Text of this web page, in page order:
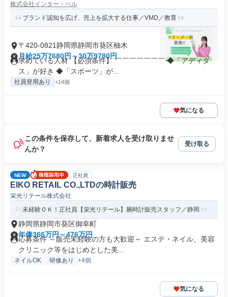
株式会社インター・ベル
ブランド認知を広げ、売上を拡大する仕事／VMD／教育
〒420-0821静岡県静岡市葵区柚木
月給25万7680円～30万9780円
求めている人材 【必須条件】 ￣￣￣￣￣￣￣ ◆「アディダ
ス」が好き ◆「スポーツ」が...
社員登用あり +14個
気になる
この条件を保存して、新着求人を受け取りませ
んか？
受け取る
NEW 正社員
EIKO RETAIL CO.,LTDの時計販売
栄光リテール株式会社
未経験ＯＫ！正社員【栄光リテール】腕時計販売スタッフ／静岡
静岡県静岡市葵区御幸町
年俸366万円～476万円
応募条件 ～販売未経験の方も大歓迎～ エステ・ネイル、美容
クリニック等をはじめとした美...
ネイルOK 研修あり +4個
気になる